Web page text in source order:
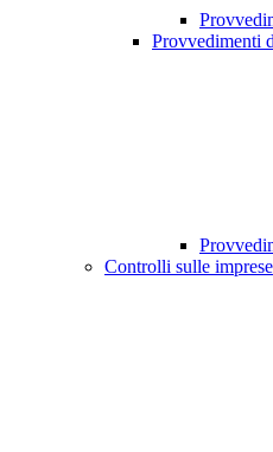
Provvedimenti
Controlli sulle imprese